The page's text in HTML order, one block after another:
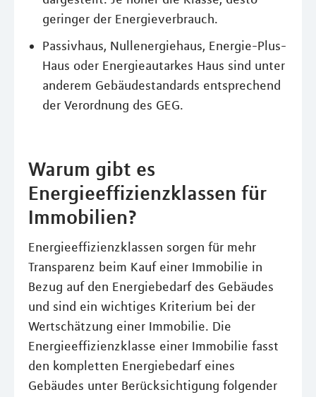
geringer der Energieverbrauch.
Passivhaus, Nullenergiehaus, Energie-Plus-
Haus oder Energieautarkes Haus sind unter
anderem Gebäudestandards entsprechend
der Verordnung des GEG.
Warum gibt es
Energieeffizienzklassen für
Immobilien?
Energieeffizienzklassen sorgen für mehr
Transparenz beim Kauf einer Immobilie in
Bezug auf den Energiebedarf des Gebäudes
und sind ein wichtiges Kriterium bei der
Wertschätzung einer Immobilie. Die
Energieeffizienzklasse einer Immobilie fasst
den kompletten Energiebedarf eines
Gebäudes unter Berücksichtigung folgender